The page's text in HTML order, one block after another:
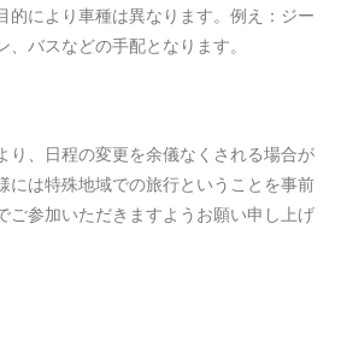
的により車種は異なります。例え：ジー
、バスなどの手配となります。
り、日程の変更を余儀なくされる場合が
には特殊地域での旅行ということを事前
ご参加いただきますようお願い申し上げ